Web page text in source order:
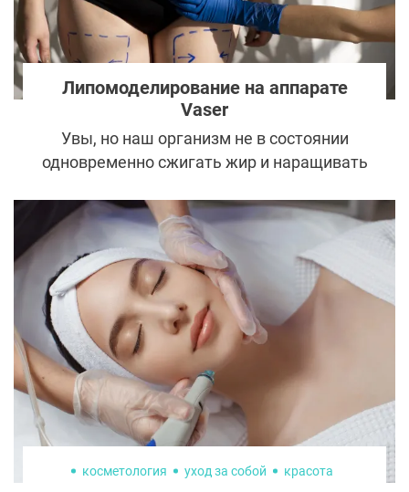
Липомоделирование на аппарате
Vaser
Увы, но наш организм не в состоянии
одновременно сжигать жир и наращивать
дефицит калорий, в то время как для
набора мышечной массы, напротив, нужен
их избыток. Помочь обещают
пластические хирурги, ведь теперь в их
арсенале появилась уникальная методика
Vaser-липомоделирования.
косметология уход за собой красота